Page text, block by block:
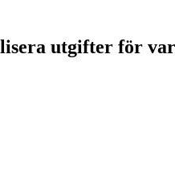
utgifter för